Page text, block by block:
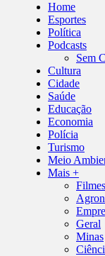
Home
Esportes
Política
Podcasts
Sem
Cultura
Cidade
Saúde
Educação
Economia
Polícia
Turismo
Meio
Mais +
Geral
Minas